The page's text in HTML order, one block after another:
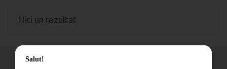
Nici un rezultat
Salut!